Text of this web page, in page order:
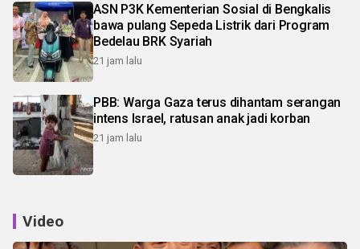
ASN P3K Kementerian Sosial di Bengkalis
bawa pulang Sepeda Listrik dari Program
Bedelau BRK Syariah
21 jam lalu
PBB: Warga Gaza terus dihantam serangan
intens Israel, ratusan anak jadi korban
21 jam lalu
Video